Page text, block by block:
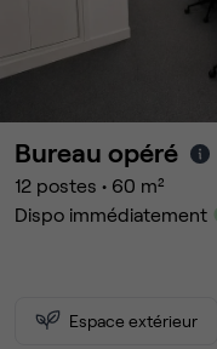
Bureau opéré
12 postes • 60 m²
Dispo immédiatement
Espace extérieur